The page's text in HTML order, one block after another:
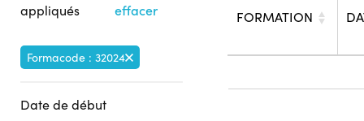
appliqués
effacer
Formacode : 32024
Date de début
FORMATION